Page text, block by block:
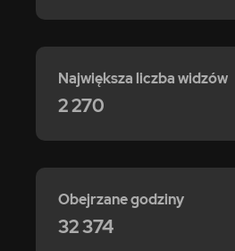
Największa liczba widzów
2 270
Obejrzane godziny
32 374